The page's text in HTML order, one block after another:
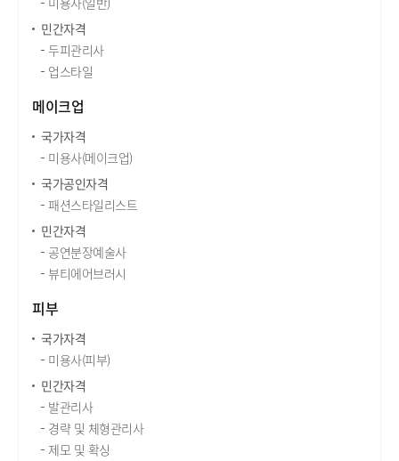
민간자격
두피관리사
업스타일
메이크업
국가자격
미용사(메이크업)
국가공인자격
패션스타일리스트
민간자격
공연분장예술사
뷰티에어브러시
피부
국가자격
미용사(피부)
민간자격
발관리사
경략 및 체형관리사
제모 및 확싱